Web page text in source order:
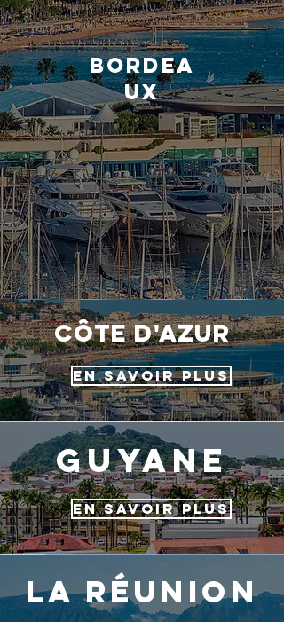
bordea
ux
côte d'azur
EN SAVOIR PLUS
guyane
EN SAVOIR PLUS
la réunion